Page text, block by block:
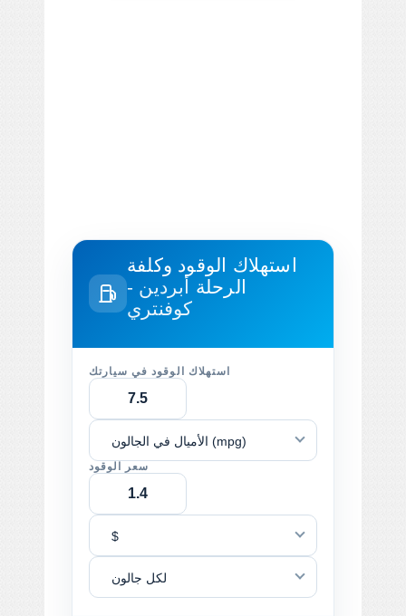
استهلاك الوقود وكلفة
الرحلة أبردين -
كوفنتري
استهلاك الوقود في سيارتك
الأميال في الجالون (mpg)
سعر الوقود
$
لكل جالون